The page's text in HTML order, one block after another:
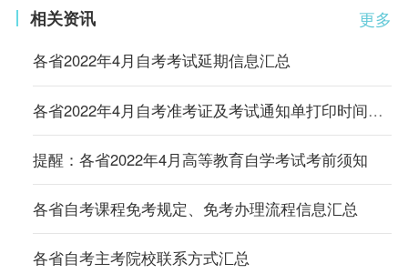
更多
相关资讯
各省2022年4月自考考试延期信息汇总
各省2022年4月自考准考证及考试通知单打印时间及入口汇总
提醒：各省2022年4月高等教育自学考试考前须知
各省自考课程免考规定、免考办理流程信息汇总
各省自考主考院校联系方式汇总